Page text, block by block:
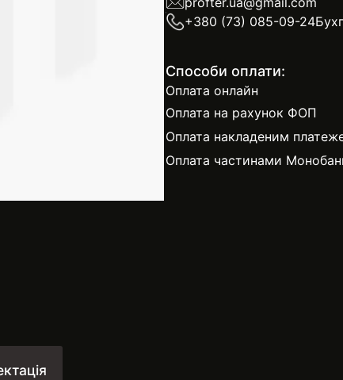
+380 (73) 085-09-24
Способи оплати:
Оплата онлайн
Оплата на рахунок ФОП
Оплата накладеним
Оплата частинами